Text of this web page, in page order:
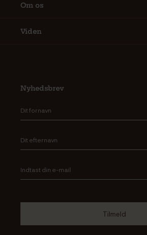
Om os
Viden
Nyhedsbrev